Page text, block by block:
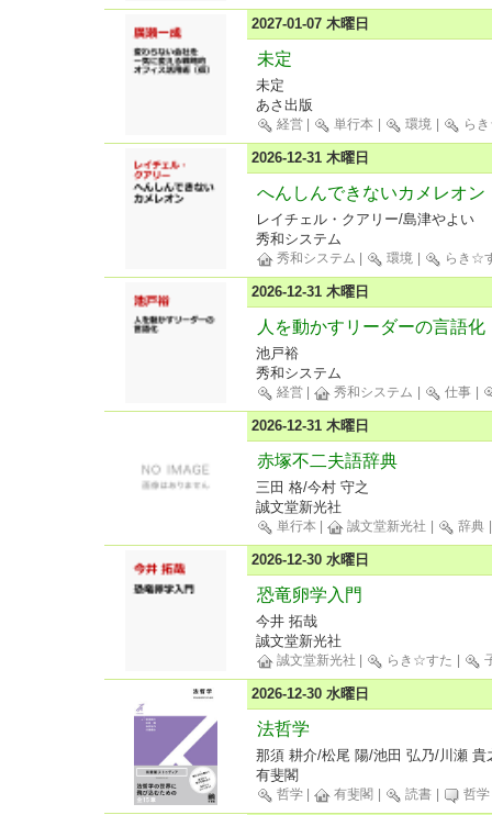
2027-01-07 木曜日
未定
未定
あさ出版
経営 単行本 環境 ら
2026-12-31 木曜日
へんしんできないカメレオン
レイチェル・クアリー/島津やよい
秀和システム
秀和システム 環境 らき☆
2026-12-31 木曜日
人を動かすリーダーの言語化
池戸裕
秀和システム
経営 秀和システム 仕事
2026-12-31 木曜日
赤塚不二夫語辞典
三田 格/今村 守之
誠文堂新光社
単行本 誠文堂新光社 辞典
2026-12-30 水曜日
恐竜卵学入門
今井 拓哉
誠文堂新光社
誠文堂新光社 らき☆すた
2026-12-30 水曜日
法哲学
那須 耕介/松尾 陽/池田 弘乃/川瀬 貴
有斐閣
哲学 有斐閣 読書 哲学